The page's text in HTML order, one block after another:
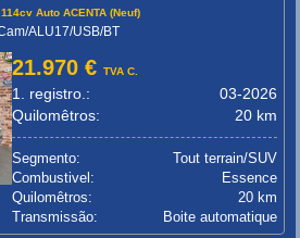
Auto ACENTA (Neuf)
ALU17/USB/BT
21.970 €TVA C.
1. registro.:
03-2026
Quilomêtros:
20 km
Segmento:
Tout terrain/SUV
Combustivel:
Essence
Quilomêtros:
20 km
Transmissão:
Boite automatique